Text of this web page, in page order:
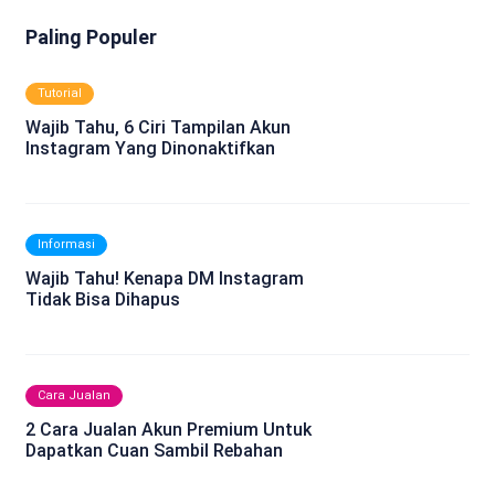
Paling Populer
Tutorial
Wajib Tahu, 6 Ciri Tampilan Akun
Instagram Yang Dinonaktifkan
Informasi
Wajib Tahu! Kenapa DM Instagram
Tidak Bisa Dihapus
Cara Jualan
2 Cara Jualan Akun Premium Untuk
Dapatkan Cuan Sambil Rebahan